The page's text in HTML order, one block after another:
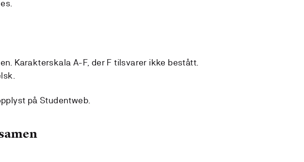
Karakterskala A-F, der F tilsvarer ikke bestått.
på Studentweb.